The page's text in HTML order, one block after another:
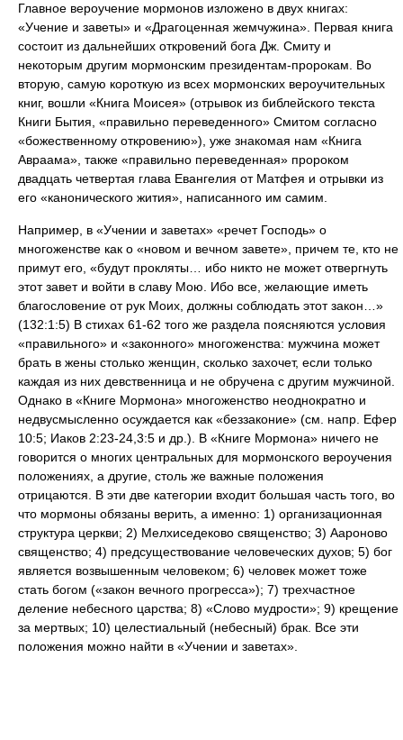
Главное вероучение мормонов изложено в двух книгах:
«Учение и заветы» и «Драгоценная жемчужина». Первая книга
состоит из дальнейших откровений бога Дж. Смиту и
некоторым другим мормонским президентам-пророкам. Во
вторую, самую короткую из всех мормонских вероучительных
книг, вошли «Книга Моисея» (отрывок из библейского текста
Книги Бытия, «правильно переведенного» Смитом согласно
«божественному откровению»), уже знакомая нам «Книга
Авраама», также «правильно переведенная» пророком
двадцать четвертая глава Евангелия от Матфея и отрывки из
его «канонического жития», написанного им самим.
Например, в «Учении и заветах» «речет Господь» о
многоженстве как о «новом и вечном завете», причем те, кто не
примут его, «будут прокляты… ибо никто не может отвергнуть
этот завет и войти в славу Мою. Ибо все, желающие иметь
благословение от рук Моих, должны соблюдать этот закон…»
(132:1:5) В стихах 61-62 того же раздела поясняются условия
«правильного» и «законного» многоженства: мужчина может
брать в жены столько женщин, сколько захочет, если только
каждая из них девственница и не обручена с другим мужчиной.
Однако в «Книге Мормона» многоженство неоднократно и
недвусмысленно осуждается как «беззаконие» (см. напр. Ефер
10:5; Иаков 2:23-24,3:5 и др.). В «Книге Мормона» ничего не
говорится о многих центральных для мормонского вероучения
положениях, а другие, столь же важные положения
отрицаются. В эти две категории входит большая часть того, во
что мормоны обязаны верить, а именно: 1) организационная
структура церкви; 2) Мелхиседеково священство; 3) Аароново
священство; 4) предсуществование человеческих духов; 5) бог
является возвышенным человеком; 6) человек может тоже
стать богом («закон вечного прогресса»); 7) трехчастное
деление небесного царства; 8) «Слово мудрости»; 9) крещение
за мертвых; 10) целестиальный (небесный) брак. Все эти
положения можно найти в «Учении и заветах».